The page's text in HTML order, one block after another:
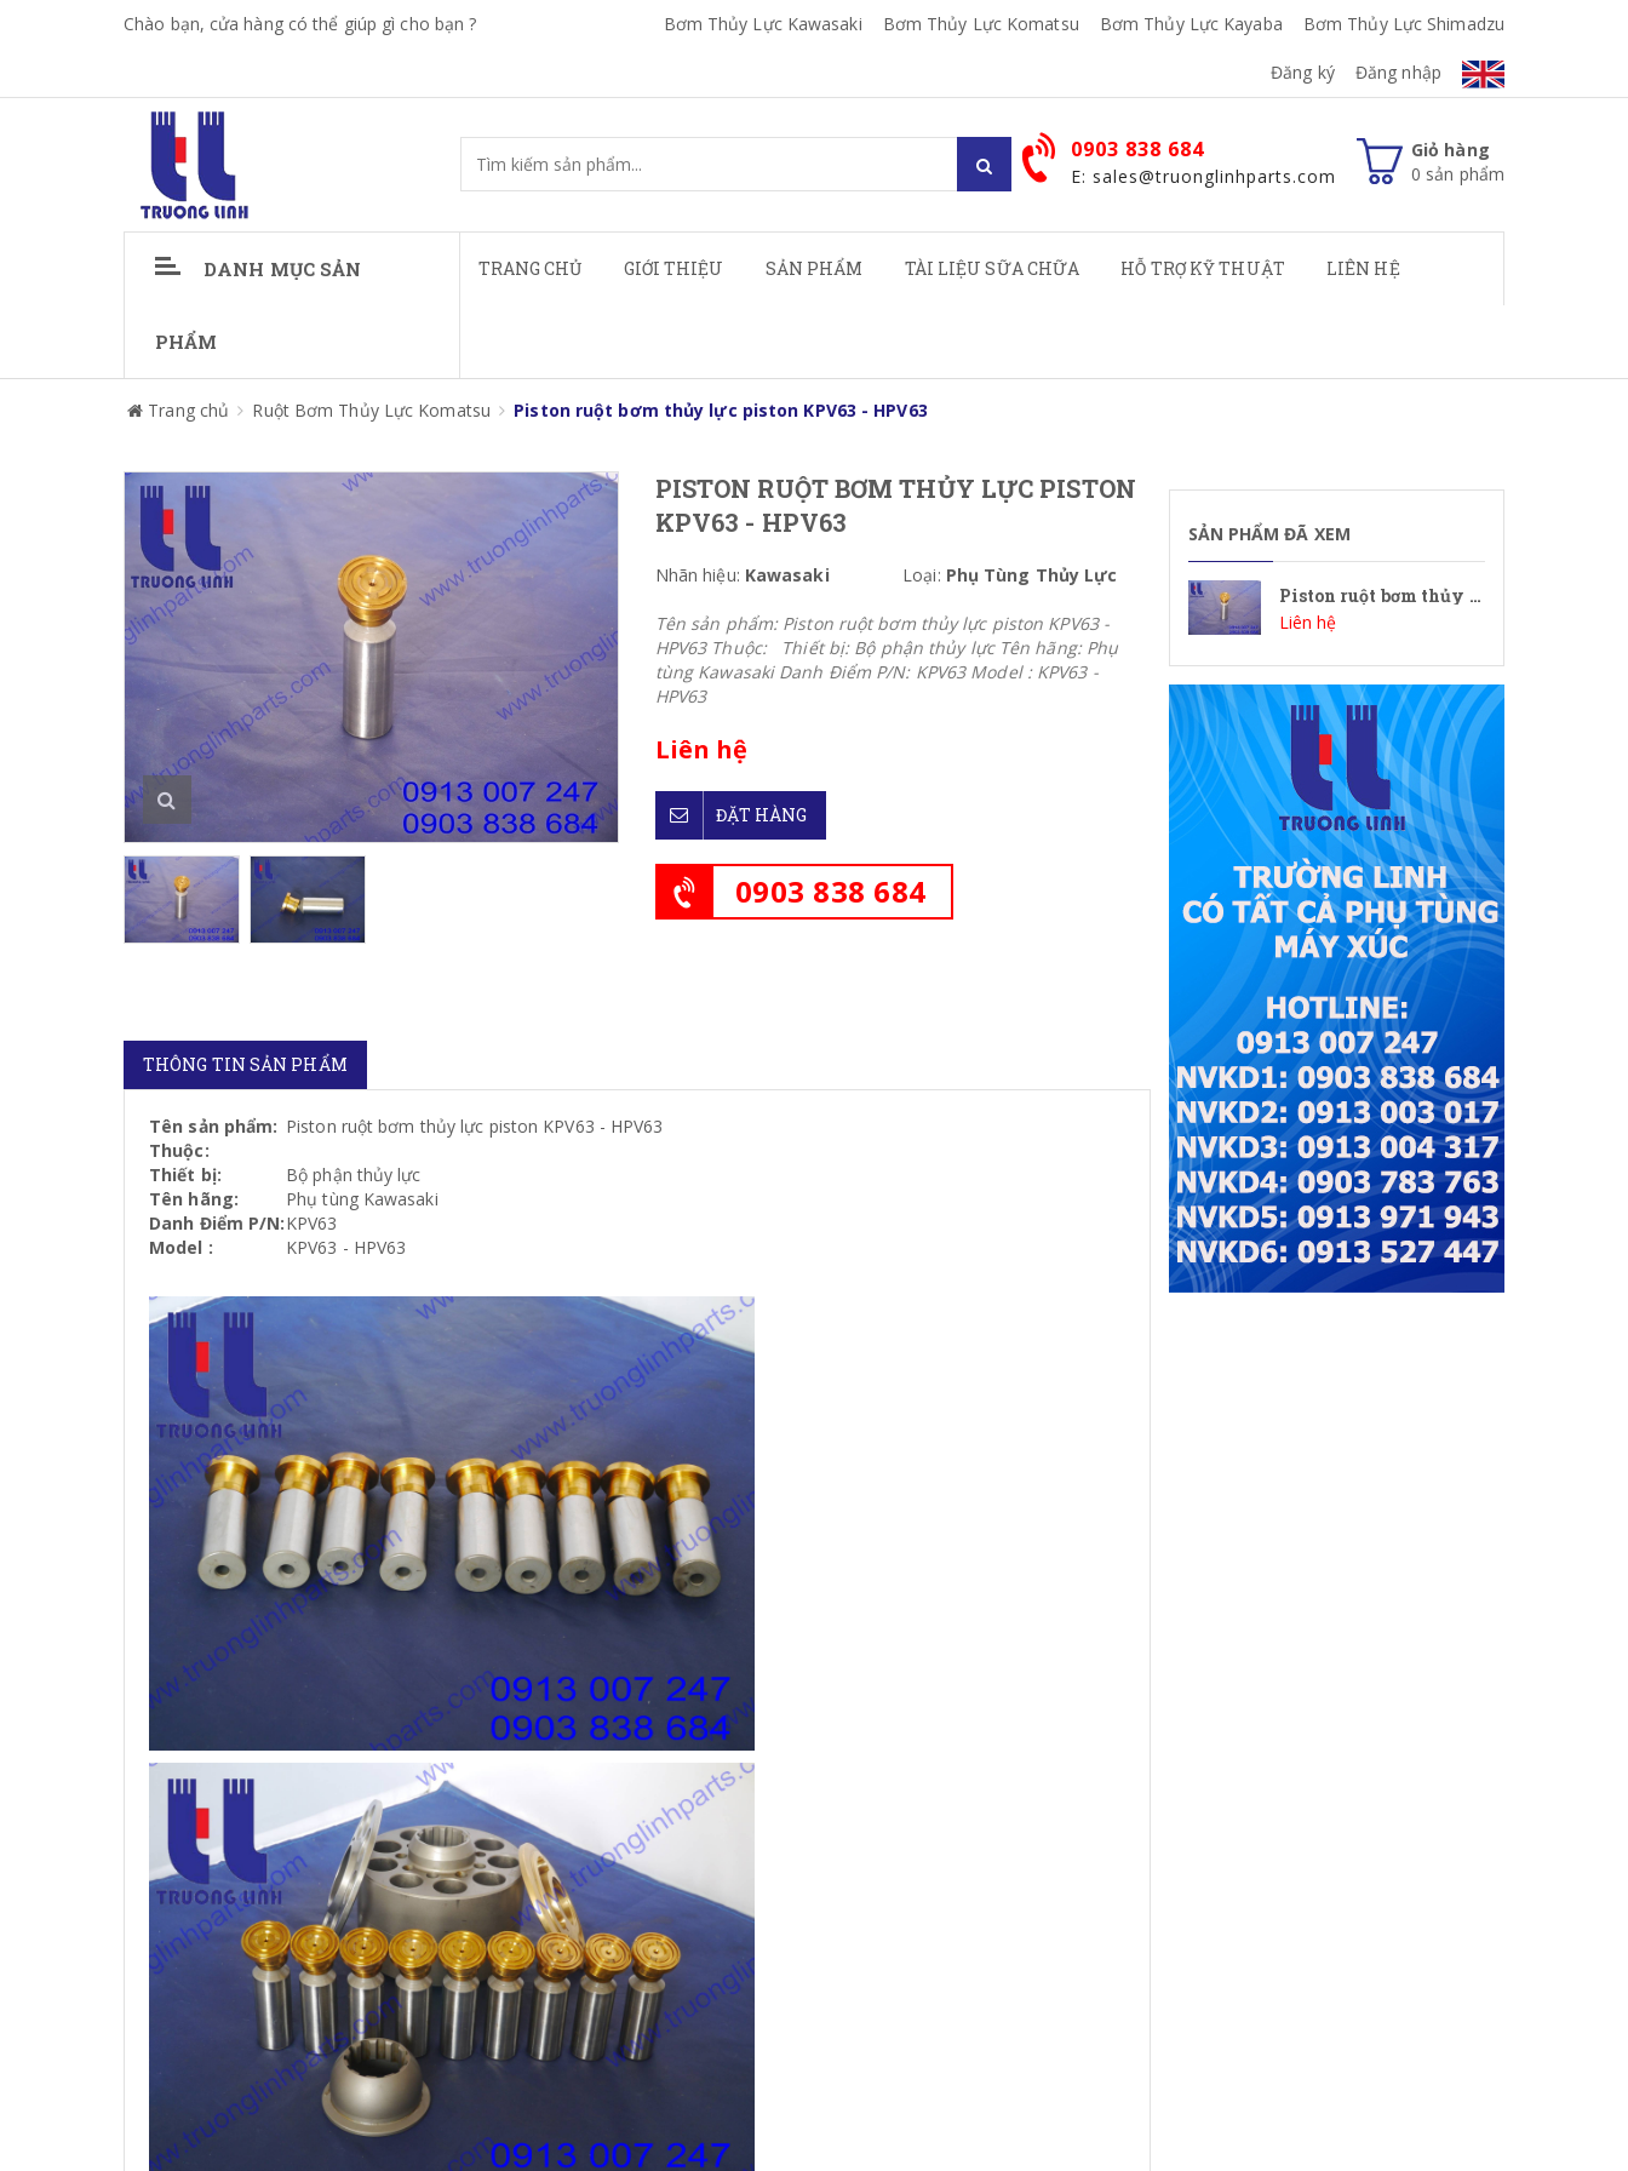
Chào bạn, cửa hàng có thể giúp gì cho bạn ? Bơm Thủy Lực Kawasaki Bơm Thủy Lực Komatsu Bơm Thủy Lực Kayaba Bơm Thủy Lực Shimadzu
Đăng ký Đăng nhập
Giỏ hàng
0 sản phẩm
0903 838 684
E: sales@truonglinhparts.com
DANH MỤC SẢN
PHẨM
TRANG CHỦ GIỚI THIỆU SẢN PHẨM TÀI LIỆU SỮA CHỮA HỖ TRỢ KỸ THUẬT LIÊN HỆ
Trang chủ Ruột Bơm Thủy Lực Komatsu Piston ruột bơm thủy lực piston KPV63 - HPV63
PISTON RUỘT BƠM THỦY LỰC PISTON
KPV63 - HPV63
Nhãn hiệu: Kawasaki Loại: Phụ Tùng Thủy Lực
Tên sản phẩm: Piston ruột bơm thủy lực piston KPV63 -
HPV63 Thuộc: Thiết bị: Bộ phận thủy lực Tên hãng: Phụ
tùng Kawasaki Danh Điểm P/N: KPV63 Model : KPV63 -
HPV63
Liên hệ
ĐẶT HÀNG
0903 838 684
THÔNG TIN SẢN PHẨM
Tên sản phẩm: Piston ruột bơm thủy lực piston KPV63 - HPV63
Thuộc:
Thiết bị:
Bộ phận thủy lực
Tên hãng:
Phụ tùng Kawasaki
Danh Điểm P/N:KPV63
Model :
KPV63 - HPV63
SẢN PHẨM ĐÃ XEM
Piston ruột bơm thủy lực piston KPV63 - HPV63
Liên hệ